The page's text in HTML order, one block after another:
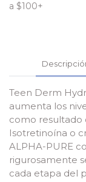
a $100+
Teen Derm
aumenta los
como resultado
Isotretinoína o
ALPHA-PURE
rigurosamente
cada etapa del